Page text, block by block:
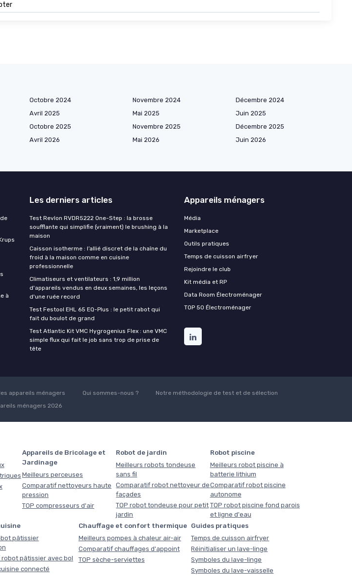
Octobre 2024 Novembre 2024
Décembre 2024
Avril 2025 Mai 2025
Juin 2025
Octobre 2025 Novembre 2025
Décembre 2025
Avril 2026 Mai 2026
Juin 2026
à
Les derniers articles
Test Revlon RVDR5222 One-Step : la brosse
soufflante qui simplifie (vraiment) le brushing à la
maison
Caisson isotherme : l’allié discret de la chaîne du
froid à la maison comme en cuisine
professionnelle
Climatiseurs et ventilateurs : 1,9 million
d'appareils vendus en deux semaines, les leçons
d'une ruée record
Test Festool EHL 65 EQ-Plus : le petit rabot qui
fait du boulot de grand
Test Atlantic Kit VMC Hygrogenius Flex : une VMC
simple flux qui fait le job sans trop de prise de
tête
Appareils ménagers
Média
Marketplace
Outils pratiques
Temps de cuisson airfryer
Rejoindre le club
Kit média et RP
Data Room Électroménager
TOP 50 Électroménager
appareils ménagers Qui sommes-nous ?
Notre méthodologie de test et de sélection
ménagers 2026
Appareils de Bricolage et
Jardinage
Meilleurs perceuses
Comparatif nettoyeurs haute
pression
TOP compresseurs d'air
Robot de jardin
Meilleurs robots tondeuse
sans fil
Comparatif robot nettoyeur de
façades
TOP robot tondeuse pour petit
jardin
Robot piscine
Meilleurs robot piscine à
batterie lithium
Comparatif robot piscine
autonome
TOP robot piscine fond parois
et ligne d'eau
pâtissier
pâtissier avec bol
connecté
Chauffage et confort thermique
Meilleurs pompes à chaleur air-air
Comparatif chauffages d'appoint
TOP sèche-serviettes
Guides pratiques
Temps de cuisson airfryer
Réinitialiser un lave-linge
Symboles du lave-linge
Symboles du lave-vaisselle